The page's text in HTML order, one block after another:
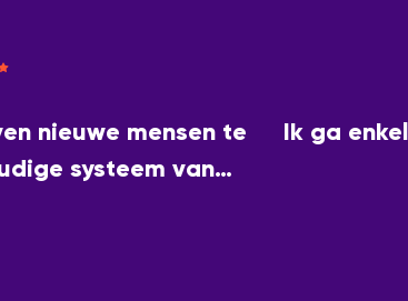
nieuwe mensen te
systeem van
niet zijn!
Ik ga